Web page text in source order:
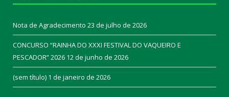
Nota de Agradecimento 23 de julho de 2026
CONCURSO “RAINHA DO XXXI FESTIVAL DO VAQUEIRO E
PESCADOR” 2026 12 de junho de 2026
(sem título) 1 de janeiro de 2026